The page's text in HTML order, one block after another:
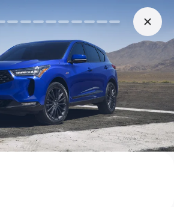
для перевозки
рассказали, какие
в разных классах